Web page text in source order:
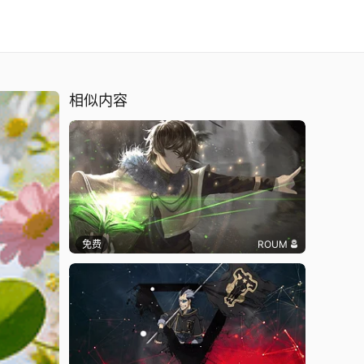
相似内容
免费 ROUM